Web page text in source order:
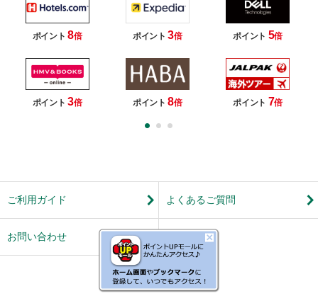
ポイント8倍 ポイント3倍 ポイント 5倍
ポイント3倍 ポイント8倍 ポイント 7倍
ご利用ガイド よくあるご質問
お問い合わせ